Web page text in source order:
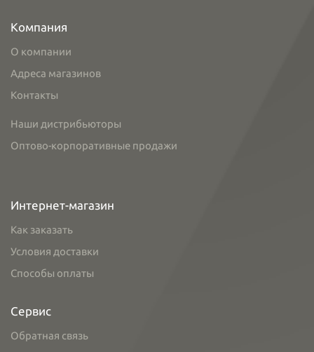
Компания
О компании
Адреса магазинов
Контакты
Наши дистрибьюторы
Оптово-корпоративные продажи
Интернет-магазин
Как заказать
Условия доставки
Способы оплаты
Сервис
Обратная связь